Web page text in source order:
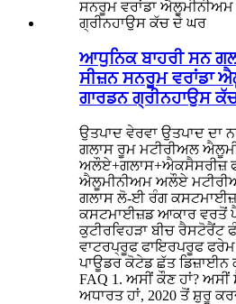
ਆਧੁਨਿਕ ਬਾਹਰੀ ਸਨ
ਸੀਜ਼ਨ ਸਨਰੂਮ ਵਰਾਂਡਾ
ਗਾਰਡਨ ਗ੍ਰੀਨਹਾਉਸ
ਉਤਪਾਦ ਵੇਰਵਾ ਉਤਪਾਦ ਦਾ
ਗਲਾਸ ਰੂਮ ਮਟੀਰੀਅਲ
ਅਲੌਏ+ਗਲਾਸ+ਐਕਸੈਸਰੀਜ਼
ਐਲੂਮੀਨੀਅਮ ਅਲੌਏ
ਗਲਾਸ ਲੋ-ਈ ਰੰਗ
ਕਸਟਮਾਈਜ਼ਡ ਆਕਾਰ ਵਰਤੋਂ
ਕੁਟੀਰਵਿਹੜਾ ਬੀਚ
ਵਾਟਰਪ੍ਰੂਫ ਫਾਇਰਪਰੂਫ
ਪਾਊਡਰ ਕੋਟੇਡ ਛੱਤ
FAQ 1. ਅਸੀਂ ਕੌਣ ਹਾਂ? ਅਸੀਂ
ਅਧਾਰਤ ਹਾਂ, 2020 ਤੋਂ ਸ਼ੁਰੂ